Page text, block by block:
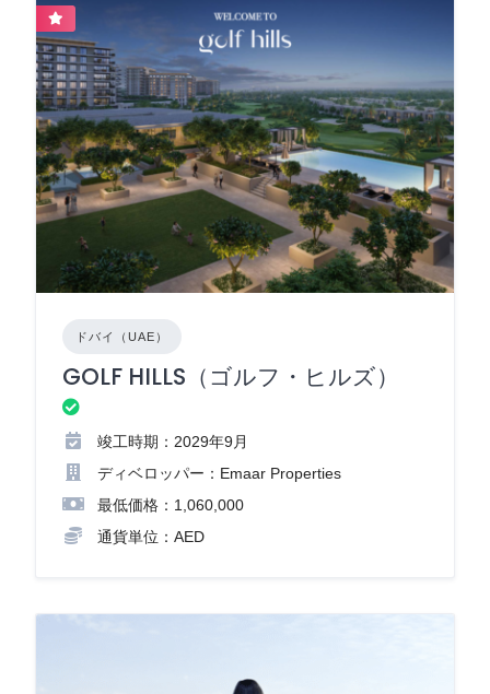
ドバイ（UAE）
GOLF HILLS（ゴルフ・ヒルズ）
竣工時期：2029年9月
ディベロッパー：Emaar Properties
最低価格：1,060,000
通貨単位：AED